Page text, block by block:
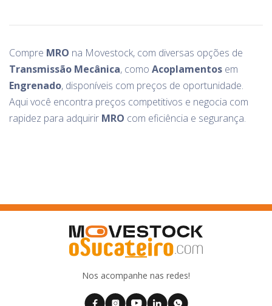
Compre MRO na Movestock, com diversas opções de
Transmissão Mecânica, como Acoplamentos em
Engrenado, disponíveis com preços de oportunidade.
Aqui você encontra preços competitivos e negocia com
rapidez para adquirir MRO com eficiência e segurança.
Nos acompanhe nas redes!